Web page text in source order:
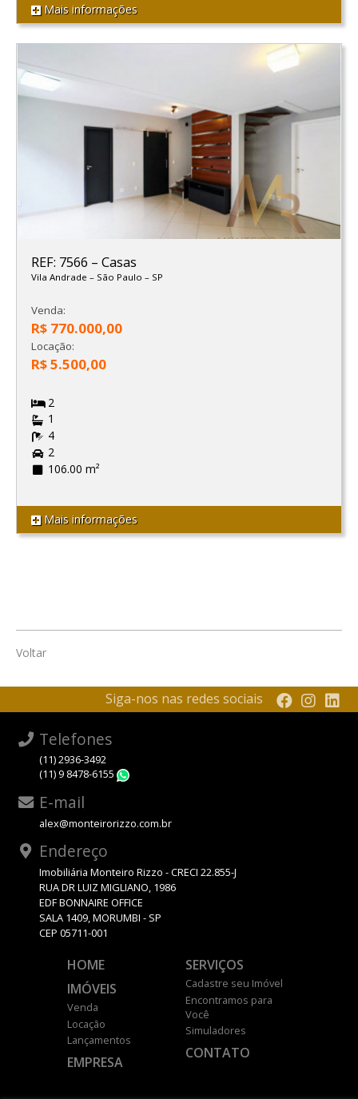
Mais informações
REF: 7566 – Casas
Vila Andrade – São Paulo – SP
Venda:
R$ 770.000,00
Locação:
R$ 5.500,00
2
1
4
2
106.00 m²
Mais informações
Voltar
Siga-nos nas redes sociais
Telefones
(11) 2936-3492
(11) 9 8478-6155
E-mail
alex@monteirorizzo.com.br
Endereço
Imobiliária Monteiro Rizzo - CRECI 22.855-J
RUA DR LUIZ MIGLIANO, 1986
EDF BONNAIRE OFFICE
SALA 1409, MORUMBI - SP
CEP 05711-001
HOME
IMÓVEIS
Venda
Locação
Lançamentos
EMPRESA
SERVIÇOS
Cadastre seu Imóvel
Encontramos para
Você
Simuladores
CONTATO